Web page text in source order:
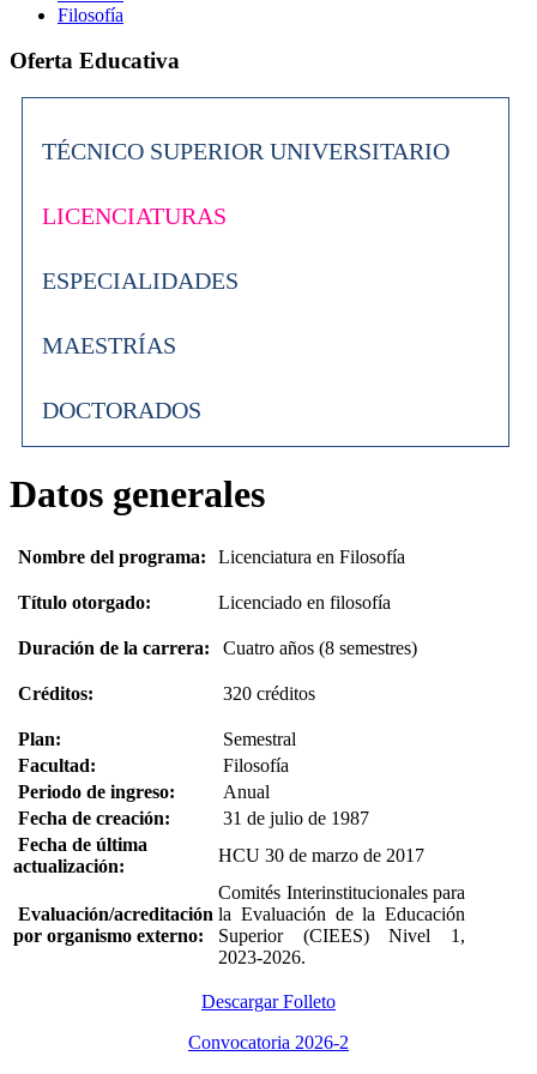
Filosofía
Oferta Educativa
TÉCNICO SUPERIOR UNIVERSITARIO
LICENCIATURAS
ESPECIALIDADES
MAESTRÍAS
DOCTORADOS
Datos generales
Nombre del programa: Licenciatura en Filosofía
Título otorgado: Licenciado en filosofía
Duración de la carrera: Cuatro años (8 semestres)
Créditos: 320 créditos
Plan:
Semestral
Facultad:
Filosofía
Periodo de ingreso:
Anual
Fecha de creación:
31 de julio de 1987
Fecha de última
actualización:
HCU 30 de marzo de 2017
Evaluación/acreditación
por organismo externo:
Comités Interinstitucionales para
la Evaluación de la Educación
Superior (CIEES) Nivel 1,
2023-2026.
Descargar Folleto
Convocatoria 2026-2